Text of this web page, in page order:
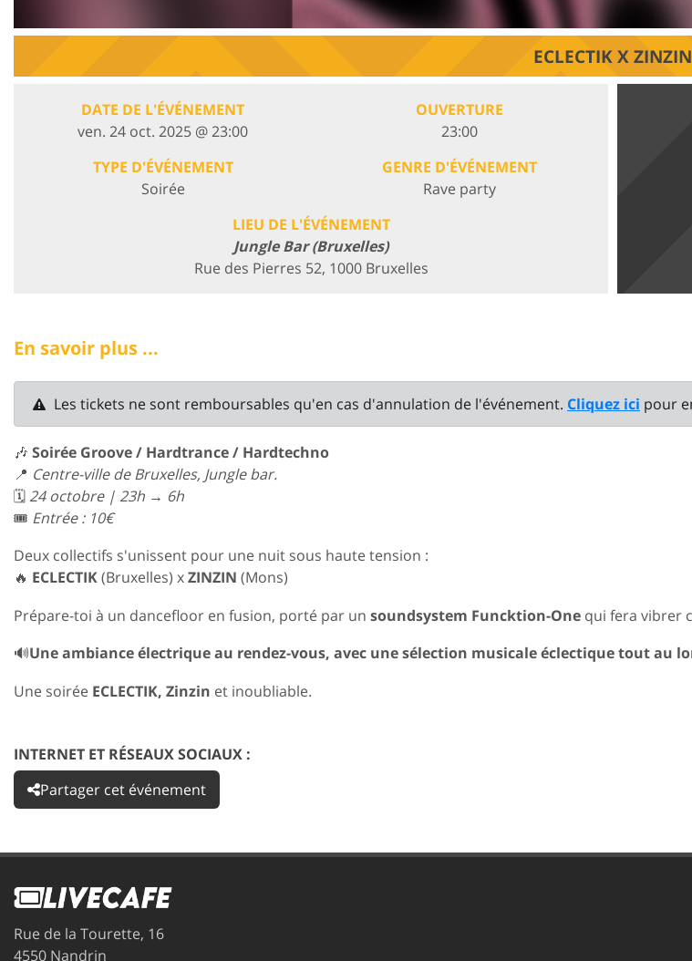
ECLECTIK X ZINZIN
DATE DE L'ÉVÉNEMENT
ven. 24 oct. 2025 @ 23:00
OUVERTURE
23:00
TYPE D'ÉVÉNEMENT
Soirée
GENRE D'ÉVÉNEMENT
Rave party
LIEU DE L'ÉVÉNEMENT
Jungle Bar (Bruxelles)
Rue des Pierres 52, 1000 Bruxelles
En savoir plus ...
Les tickets ne sont remboursables qu'en cas d'annulation de l'événement. Cliquez ici pour
🎶 Soirée Groove / Hardtrance / Hardtechno
📍 Centre-ville de Bruxelles, Jungle bar.
🗓️ 24 octobre | 23h → 6h
🎟️ Entrée : 10€
Deux collectifs s'unissent pour une nuit sous haute tension :
🔥 ECLECTIK(Bruxelles) xZINZIN (Mons)
Prépare-toi à un dancefloor en fusion, porté par un soundsystem Funcktion-One qui fera vibrer
🔊Une ambiance électrique au rendez-vous, avec une sélection musicale éclectique tout au
Une soirée ECLECTIK, Zinzin et inoubliable.
INTERNET ET RÉSEAUX SOCIAUX :
Partager cet événement
Rue de la Tourette, 16
4550 Nandrin